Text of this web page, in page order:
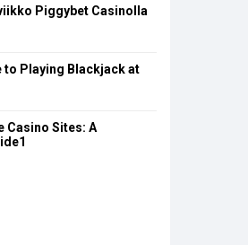
Piggybet Casinolla
to Playing Blackjack at